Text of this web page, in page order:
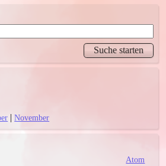
|November
Atom